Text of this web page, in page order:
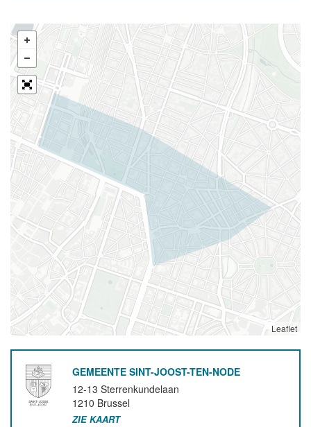
Leaflet
GEMEENTE SINT-JOOST-TEN-NODE
12-13 Sterrenkundelaan
1210 Brussel
ZIE KAART